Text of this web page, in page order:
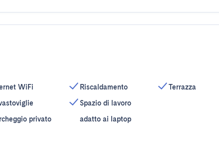
WiFi
privato
Riscaldamento
Spazio di lavoro
adatto ai laptop
Terrazza